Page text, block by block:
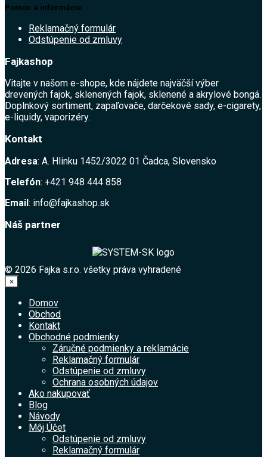
Pomoc a informácie
Reklamačný formulár
Odstúpenie od zmluvy
Fajkashop
Vitajte v našom e-shope, kde nájdete najväčší výber
drevených fajok, sklenených fajok, sklenené a akrylové bongá.
Doplnkový sortiment, zapaľovače, darčekové sady, e-cigarety,
e-liquidy, vaporizéry.
Kontakt
Adresa: A. Hlinku 1452/3022 01 Čadca, Slovensko
Telefón: +421 948 444 858
Email: info@fajkashop.sk
Náš partner
© 2026 Fajka s.r.o. všetky práva vyhradené
×
Domov
Obchod
Kontakt
Obchodné podmienky
Záručné podmienky a reklamácie
Reklamačný formulár
Odstúpenie od zmluvy
Ochrana osobných údajov
Ako nakupovať
Blog
Návody
Môj Účet
Odstúpenie od zmluvy
Reklamačný formulár